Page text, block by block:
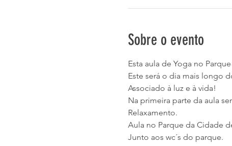
Sobre o evento
Esta aula de Yoga no
Este será o dia mais longo
Associado à luz e à vida!
Na primeira parte da aula
Relaxamento.
Aula no Parque da Cidade
Junto aos wc´s do parque.